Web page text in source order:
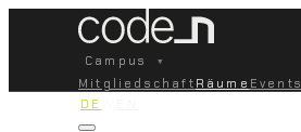
Campus
▾
Mitgliedschaft Räume Events
DE